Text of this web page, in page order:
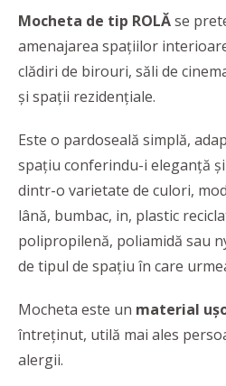
Mocheta de tip ROLĂse
amenajarea spațiilor
clădiri de birouri, săli de
și spații rezidențiale.
Este o pardoseală simplă,
spațiu conferindu-i eleganță
dintr-o varietate de culori,
lână, bumbac, in, plastic
polipropilenă, poliamidă sau
de tipul de spațiu în care
Mocheta este un material
întreținut, utilă mai ales
alergii.